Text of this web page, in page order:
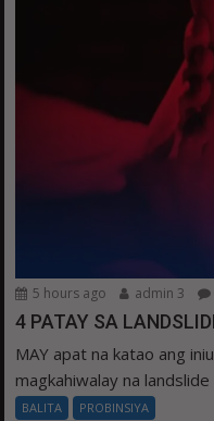
5 hours ago admin 3
4 PATAY SA
MAY apat na katao ang
magkahiwalay na
BALITA PROBINSIYA